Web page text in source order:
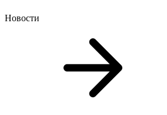
Новости